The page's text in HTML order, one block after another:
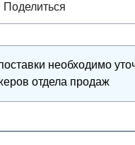
Поделиться
необходимо
отдела продаж